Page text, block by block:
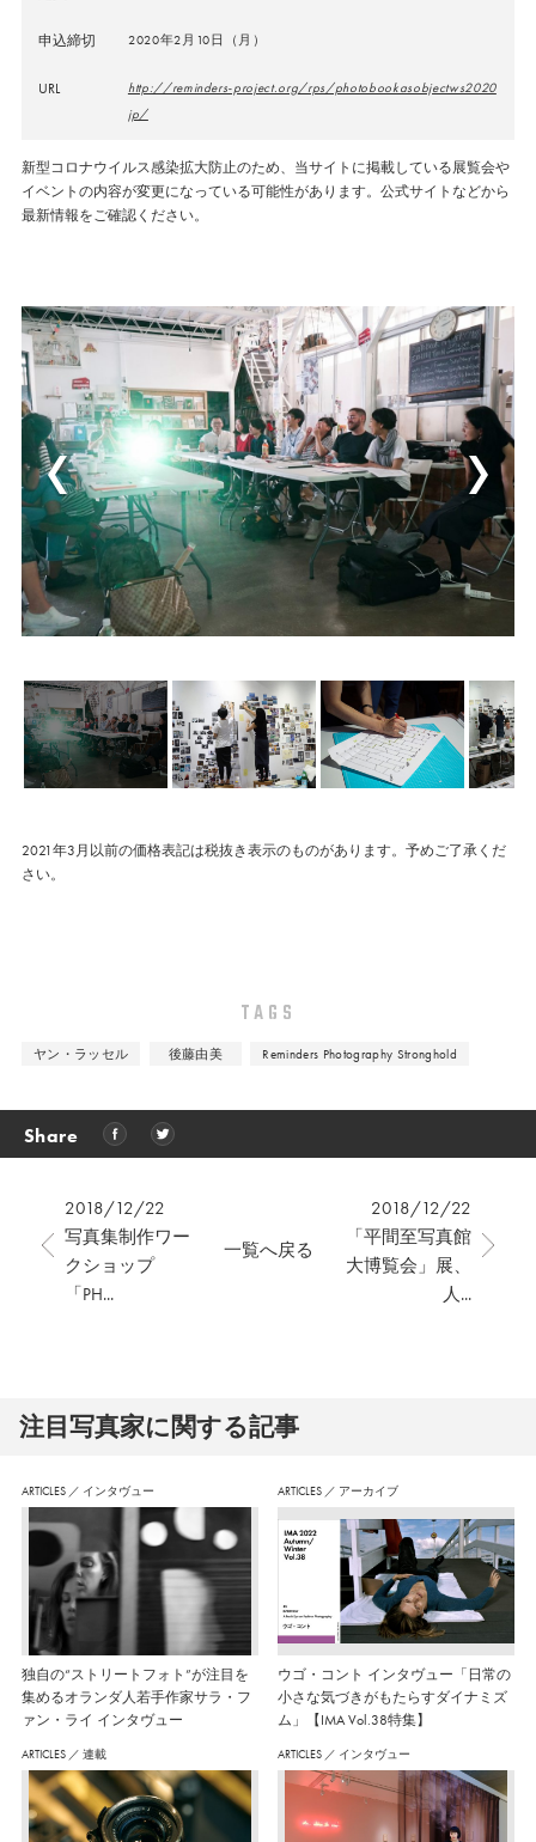
申込締切 2020年2月10日（月）
URL
http://reminders-project.org/rps/photobookasobjectws2020
jp/
新型コロナウイルス感染拡大防止のため、当サイトに掲載している展覧会や
イベントの内容が変更になっている可能性があります。公式サイトなどから
最新情報をご確認ください。
2021年3月以前の価格表記は税抜き表示のものがあります。予めご了承くだ
さい。
TAGS
ヤン・ラッセル 後藤由美 Reminders Photography Stronghold
Share
2018/12/22
写真集制作ワー
クショップ
「PH...
2018/12/22
「平間至写真館
大博覧会」展、
人...
一覧へ戻る
注⽬写真家に関する記事
ARTICLES ／ インタヴュー
独自の“ストリートフォト”が注目を
集めるオランダ人若手作家サラ・フ
ァン・ライ インタヴュー
ARTICLES ／ アーカイブ
ウゴ・コント インタヴュー「日常の
小さな気づきがもたらすダイナミズ
ム」【IMA Vol.38特集】
ARTICLES ／ 連載 ARTICLES ／ インタヴュー